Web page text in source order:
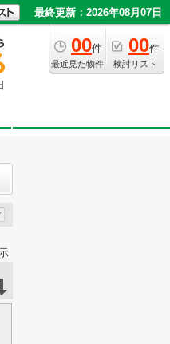
最終更新：2026年08月07日
00件
最近見た物件
00件
検討リスト